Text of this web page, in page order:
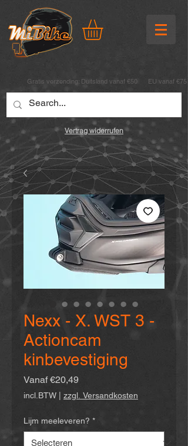
Gratis verzending: Duitsland vanaf €50 EU vanaf €75
Vertrag widerrufen
Nexx - X. WST 3 -
Actioncam
kinbevestiging
Vanaf€20,49Verkoopprijs
incl.BTW zzgl. Versandkosten
Lijm meeleveren? *